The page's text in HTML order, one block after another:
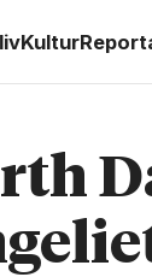
Kultur